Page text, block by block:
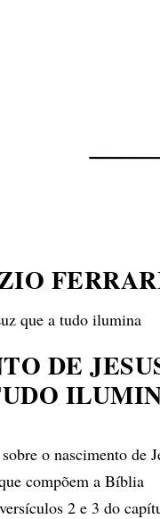
DE
o nascimento de
compõem a Bíblia
2 e 3 do